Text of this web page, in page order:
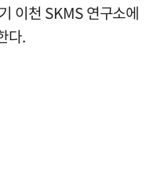
이천 SKMS 연구소에
다.